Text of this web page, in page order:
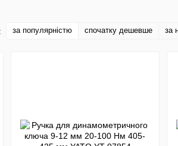
за популярністю спочатку дешевше за